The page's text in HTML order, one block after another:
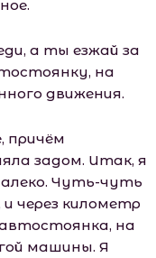
а ты езжай за
на
движения.
причём
задом. Итак, я
Чуть-чуть
через километр
на
машины. Я